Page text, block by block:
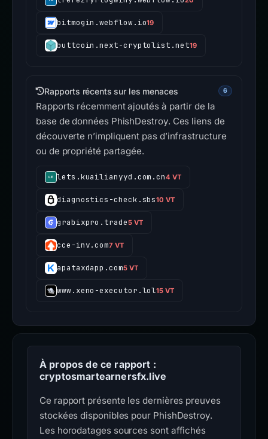
bitmogin.webflow.io19
buttcoin.next-cryptolist.net19
Rapports récents sur les menaces 6
Rapports récemment ajoutés à partir de la
base de données PhishDestroy. Ces liens de
découverte n’impliquent pas d’infrastructure
ou de propriété partagée.
lets.kuailianyyd.com.cn4 VT
diagnostics-check.sbs10 VT
grabixpro.trade5 VT
cce-inv.com7 VT
apataxdapp.com5 VT
www.xeno-executor.lol15 VT
À propos de ce rapport :
cryptosmartearnersfx.live
Ce rapport présente les dernières preuves
stockées disponibles pour PhishDestroy.
Les horodatages sources sont affichés